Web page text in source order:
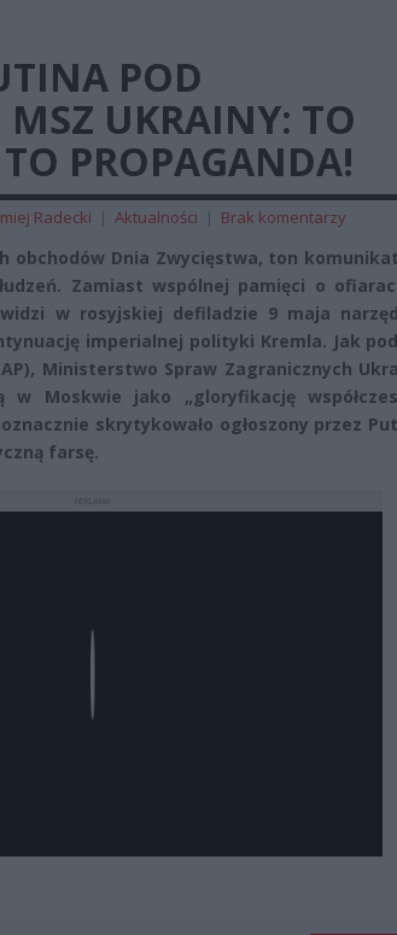
POD
MSZ UKRAINY: TO
PROPAGANDA!
Radecki | Aktualności | Brak komentarzy
obchodów Dnia Zwycięstwa, ton
Zamiast wspólnej pamięci o
w rosyjskiej defiladzie 9 maja
imperialnej polityki Kremla. Jak
Ministerstwo Spraw Zagranicznych
w Moskwie jako „gloryfikację
skrytykowało ogłoszony przez
farsę.